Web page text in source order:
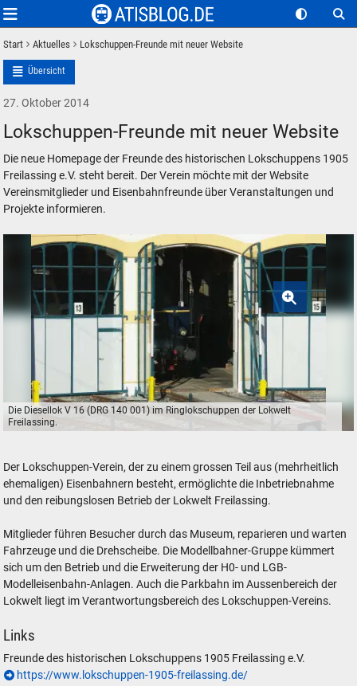
Start Aktuelles Lokschuppen-Freunde mit neuer Website
Übersicht
27. Oktober 2014
Lokschuppen-Freunde mit neuer Website
Die neue Homepage der Freunde des historischen Lokschuppens 1905
Freilassing e.V. steht bereit. Der Verein möchte mit der Website
Vereinsmitglieder und Eisenbahnfreunde über Veranstaltungen und
Projekte informieren.
Die Diesellok V 16 (DRG 140 001) im Ringlokschuppen der Lokwelt
Freilassing.
Der Lokschuppen-Verein, der zu einem grossen Teil aus (mehrheitlich
ehemaligen) Eisenbahnern besteht, ermöglichte die Inbetriebnahme
und den reibungslosen Betrieb der Lokwelt Freilassing.
Mitglieder führen Besucher durch das Museum, reparieren und warten
Fahrzeuge und die Drehscheibe. Die Modellbahner-Gruppe kümmert
sich um den Betrieb und die Erweiterung der H0- und LGB-
Modelleisenbahn-Anlagen. Auch die Parkbahn im Aussenbereich der
Lokwelt liegt im Verantwortungsbereich des Lokschuppen-Vereins.
Links
Freunde des historischen Lokschuppens 1905 Freilassing e.V.
https://www.lokschuppen-1905-freilassing.de/